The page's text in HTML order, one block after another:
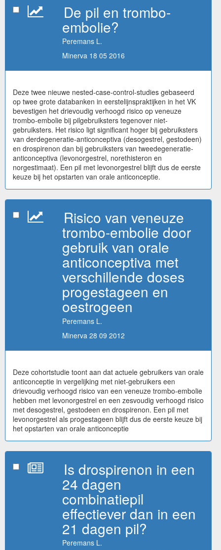
De pil en trombo-
embolie?
Peremans L.
Minerva 18 05 2016
Deze twee nieuwe nested-case-control-studies gebaseerd
op twee grote databanken in eerstelijnspraktijken in het VK
bevestigen het drievoudig verhoogd risico op veneuze
trombo-embolie bij pilgebruiksters tegenover niet-
gebruiksters. Het risico ligt significant hoger bij gebruiksters
van derdegeneratie-anticonceptiva (desogestrel, gestodeen)
en drospirenon dan bij gebruiksters van tweedegeneratie-
anticonceptiva (levonorgestrel, norethisteron en
norgestimaat). Een pil met levonorgestrel blijft dus de eerste
keuze bij het opstarten van orale anticonceptie.
Risico van veneuze
trombo-embolie door
gebruik van orale
anticonceptiva met
verschillende doses
progestageen en
oestrogeen
Peremans L.
Minerva 28 09 2012
Deze cohortstudie toont aan dat actuele gebruikers van orale
anticonceptie in vergelijking met niet-gebruikers een
drievoudig verhoogd risico van een veneuze trombo-embolie
hebben met levonorgestrel en een zesvoudig verhoogd risico
met desogestrel, gestodeen en drospirenon. Een pil met
levonorgestrel als progestageen blijft dus de eerste keuze bij
het opstarten van orale anticonceptie
Is drospirenon in een
24 dagen
combinatiepil
effectiever dan in een
21 dagen pil?
Peremans L.